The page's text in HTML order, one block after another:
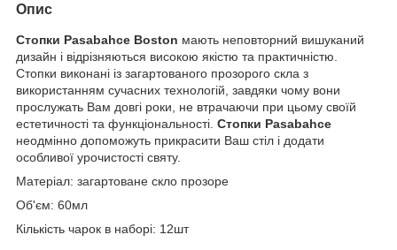
Опис
Стопки Pasabahce Boston мають неповторний вишуканий
дизайн і відрізняються високою якістю та практичністю.
Стопки виконані із загартованого прозорого скла з
використанням сучасних технологій, завдяки чому вони
прослужать Вам довгі роки, не втрачаючи при цьому своїй
естетичності та функціональності. Стопки Pasabahce
неодмінно допоможуть прикрасити Ваш стіл і додати
особливої урочистості святу.
Матеріал: загартоване скло прозоре
Об'єм: 60мл
Кількість чарок в наборі: 12шт